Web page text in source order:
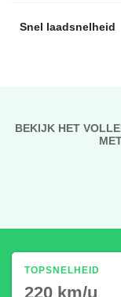
Snel laadsnelheid
BEKIJK HET
TOPSNELHEID